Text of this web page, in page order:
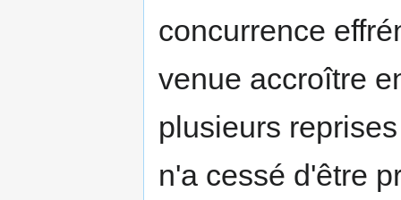
concurrence
venue accroître
plusieurs
n'a cessé d'être